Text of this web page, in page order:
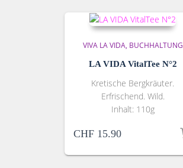
VIVA LA VIDA BUCHHALTUNG
LA VIDA VitalTee N°2
Kretische Bergkräuter.
Erfrischend. Wild.
Inhalt: 110g
CHF 15.90